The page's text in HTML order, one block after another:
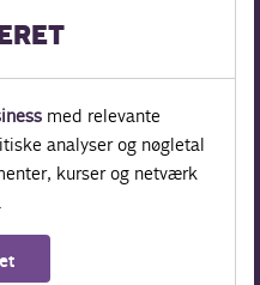
med relevante
analyser og nøgletal
kurser og netværk